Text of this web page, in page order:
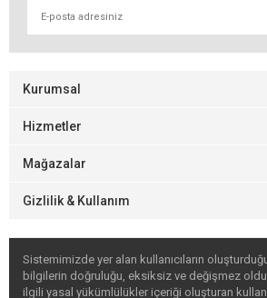
Kurumsal
Hizmetler
Mağazalar
Gizlilik & Kullanım
Sistemimizde yer alan kullanıcıların
bilgilerin doğruluğu, eksiksiz ve değişmez
ilgili yasal yükümlülükler içeriği oluşturan